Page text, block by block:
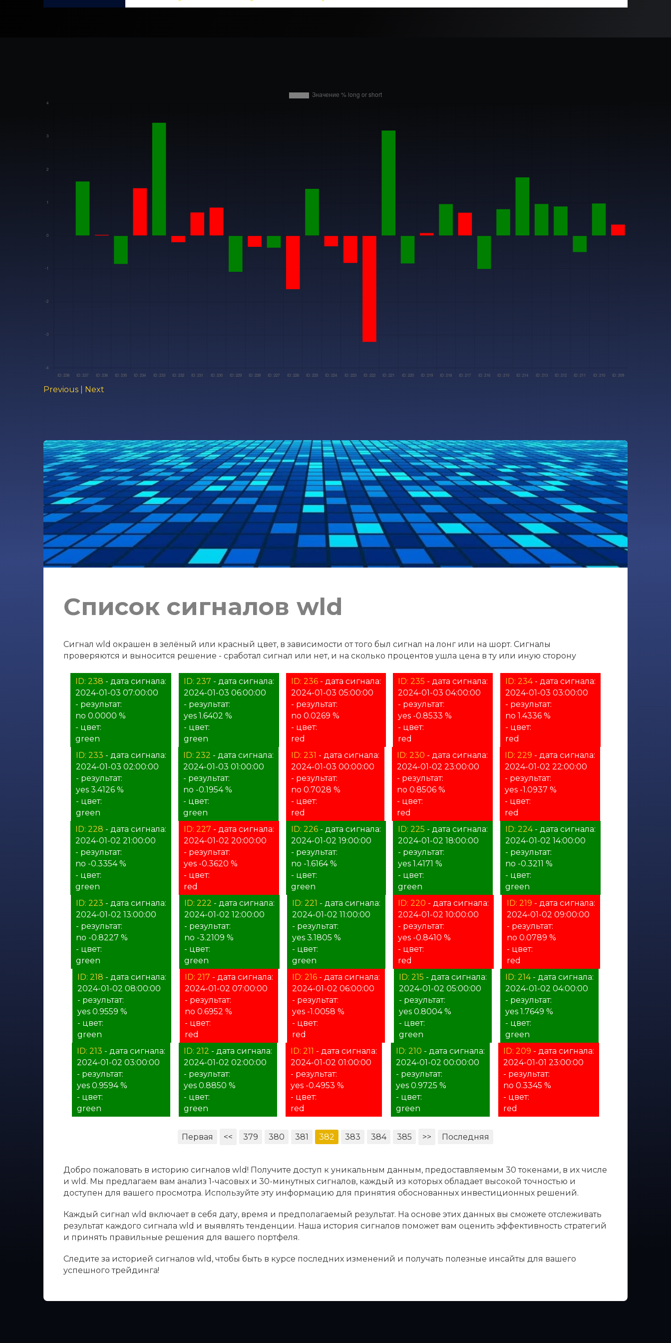
Previous Next
Список сигналов wld
Сигнал wld окрашен в зелёный или красный цвет, в зависимости от того был сигнал на лонг или на шорт. Сигналы
проверяются и выносится решение - сработал сигнал или нет, и на сколько процентов ушла цена в ту или иную сторону
ID: 238 - дата сигнала:
2024-01-03 07:00:00
- результат:
no 0.0000 %
- цвет:
green
ID: 237 - дата сигнала:
2024-01-03 06:00:00
- результат:
yes 1.6402 %
- цвет:
green
ID: 236- дата сигнала:
2024-01-03 05:00:00
- результат:
no 0.0269 %
- цвет:
red
ID: 235 - дата сигнала:
2024-01-03 04:00:00
- результат:
yes -0.8533 %
- цвет:
red
ID: 234- дата сигнала:
2024-01-03 03:00:00
- результат:
no 1.4336 %
- цвет:
red
ID: 233 - дата сигнала:
2024-01-03 02:00:00
- результат:
yes 3.4126 %
- цвет:
green
ID: 232 - дата сигнала:
2024-01-03 01:00:00
- результат:
no -0.1954 %
- цвет:
green
ID: 231 - дата сигнала:
2024-01-03 00:00:00
- результат:
no 0.7028 %
- цвет:
red
ID: 230 - дата сигнала:
2024-01-02 23:00:00
- результат:
no 0.8506 %
- цвет:
red
ID: 229 - дата сигнала:
2024-01-02 22:00:00
- результат:
yes -1.0937 %
- цвет:
red
ID: 228 - дата сигнала:
2024-01-02 21:00:00
- результат:
no -0.3354 %
- цвет:
green
ID: 227 - дата сигнала:
2024-01-02 20:00:00
- результат:
yes -0.3620 %
- цвет:
red
ID: 226- дата сигнала:
2024-01-02 19:00:00
- результат:
no -1.6164 %
- цвет:
green
ID: 225 - дата сигнала:
2024-01-02 18:00:00
- результат:
yes 1.4171 %
- цвет:
green
ID: 224- дата сигнала:
2024-01-02 14:00:00
- результат:
no -0.3211 %
- цвет:
green
ID: 223 - дата сигнала:
2024-01-02 13:00:00
- результат:
no -0.8227 %
- цвет:
green
ID: 222 - дата сигнала:
2024-01-02 12:00:00
- результат:
no -3.2109 %
- цвет:
green
ID: 221 - дата сигнала:
2024-01-02 11:00:00
- результат:
yes 3.1805 %
- цвет:
green
ID: 220 - дата сигнала:
2024-01-02 10:00:00
- результат:
yes -0.8410 %
- цвет:
red
ID: 219 - дата сигнала:
2024-01-02 09:00:00
- результат:
no 0.0789 %
- цвет:
red
ID: 218 - дата сигнала:
2024-01-02 08:00:00
- результат:
yes 0.9559 %
- цвет:
green
ID: 217 - дата сигнала:
2024-01-02 07:00:00
- результат:
no 0.6952 %
- цвет:
red
ID: 216- дата сигнала:
2024-01-02 06:00:00
- результат:
yes -1.0058 %
- цвет:
red
ID: 215 - дата сигнала:
2024-01-02 05:00:00
- результат:
yes 0.8004 %
- цвет:
green
ID: 214- дата сигнала:
2024-01-02 04:00:00
- результат:
yes 1.7649 %
- цвет:
green
ID: 213 - дата сигнала:
2024-01-02 03:00:00
- результат:
yes 0.9594 %
- цвет:
green
ID: 212 - дата сигнала:
2024-01-02 02:00:00
- результат:
yes 0.8850 %
- цвет:
green
ID: 211 - дата сигнала:
2024-01-02 01:00:00
- результат:
yes -0.4953 %
- цвет:
red
ID: 210 - дата сигнала:
2024-01-02 00:00:00
- результат:
yes 0.9725 %
- цвет:
green
ID: 209 - дата сигнала:
2024-01-01 23:00:00
- результат:
no 0.3345 %
- цвет:
red
Первая << 379 380 381 382 383 384 385 >> Последняя
Добро пожаловать в историю сигналов wld! Получите доступ к уникальным данным, предоставляемым 30 токенами, в их числе
и wld. Мы предлагаем вам анализ 1-часовых и 30-минутных сигналов, каждый из которых обладает высокой точностью и
доступен для вашего просмотра. Используйте эту информацию для принятия обоснованных инвестиционных решений.
Каждый сигнал wld включает в себя дату, время и предполагаемый результат. На основе этих данных вы сможете отслеживать
результат каждого сигнала wld и выявлять тенденции. Наша история сигналов поможет вам оценить эффективность стратегий
и принять правильные решения для вашего портфеля.
Следите за историей сигналов wld, чтобы быть в курсе последних изменений и получать полезные инсайты для вашего
успешного трейдинга!